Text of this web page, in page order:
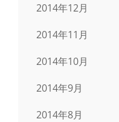
2014年12月
2014年11月
2014年10月
2014年9月
2014年8月